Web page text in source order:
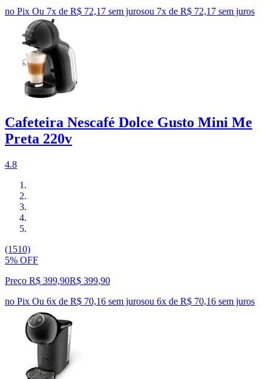
no Pix Ou 7x de R$ 72,17 sem jurosou 7x de R$ 72,17 sem juros
Cafeteira Nescafé Dolce Gusto Mini Me
Preta 220v
4.8
(1510)
5% OFF
Preço R$ 399,90R$ 399,90
no Pix Ou 6x de R$ 70,16 sem jurosou 6x de R$ 70,16 sem juros